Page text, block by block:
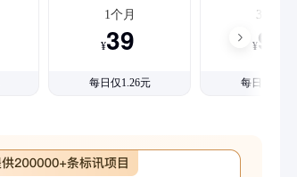
1个月
¥39
每日仅1.26元
3个月
¥99
每日仅1.08元